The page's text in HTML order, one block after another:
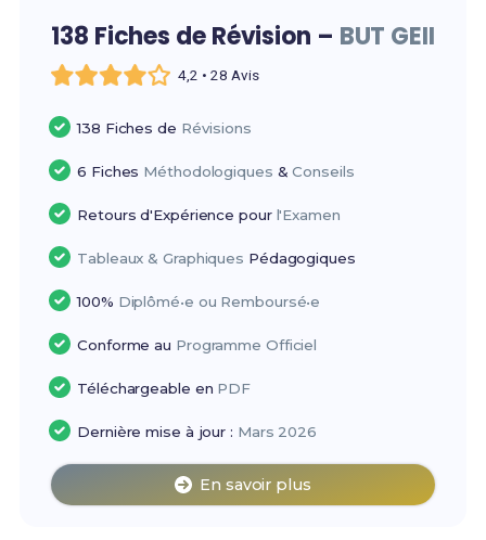
138 Fiches de Révision – BUT GEII
4,2 • 28 Avis
138 Fiches de Révisions
6 Fiches Méthodologiques &Conseils
Retours d'Expérience pour l'Examen
Tableaux & Graphiques Pédagogiques
100% Diplômé•e ou Remboursé•e
Conforme au Programme Officiel
Téléchargeable en PDF
Dernière mise à jour : Mars 2026
En savoir plus